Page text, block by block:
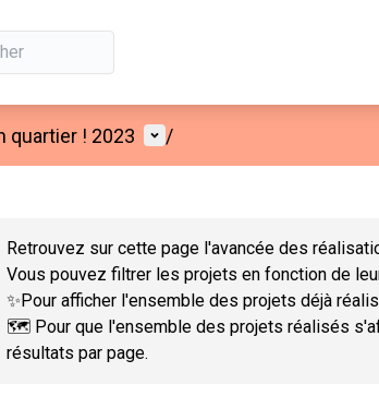
quartier ! 2023 Menu utilisateur
/
carte
Retrouvez sur cette page l'avancée des
Vous pouvez filtrer les projets en fonction de
✨Pour afficher l'ensemble des projets déjà
🗺️ Pour que l'ensemble des projets réalisés
résultats par page.